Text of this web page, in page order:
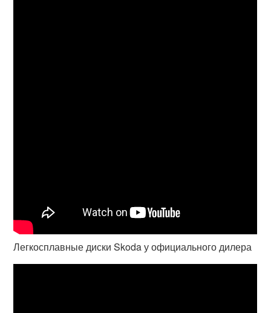
Легкосплавные диски Skoda у официального дилера